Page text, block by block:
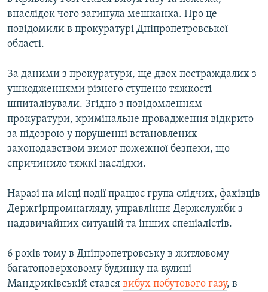
СПЕЦПРОЕКТИ
ДЕПОРТАЦІЯ
СВІДЧЕННЯ ОКУПАЦІЇ
УКРАЇНСЬКА ПРОБЛЕМА КРИМУ
ІНФОГРАФІКА
ЯК ОБІЙТИ БЛОКУВАННЯ
Qırımtatar
ДОЛУЧАЙСЯ!
внаслідок чого загинула мешканка. Про це
повідомили в прокуратурі Дніпропетровської
області.
За даними з прокуратури, ще двох постраждалих з
ушкодженнями різного ступеню тяжкості
шпиталізували. Згідно з повідомленням
прокуратури, кримінальне провадження відкрито
за підозрою у порушенні встановлених
законодавством вимог пожежної безпеки, що
спричинило тяжкі наслідки.
Наразі на місці події працює група слідчих, фахівців
Держгірпромнагляду, управління Держслужби з
надзвичайних ситуацій та інших спеціалістів.
6 років тому в Дніпропетровську в житловому
багатоповерховому будинку на вулиці
Мандриківській стався вибух побутового газу, в